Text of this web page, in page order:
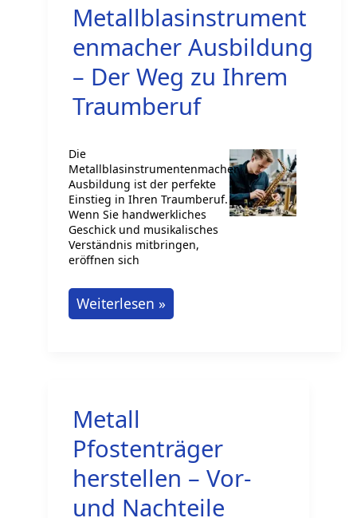
Steigern
Metallblasinstrument
enmacher Ausbildung
– Der Weg zu Ihrem
Traumberuf
Die
Metallblasinstrumentenmacher
Ausbildung ist der perfekte
Einstieg in Ihren Traumberuf.
Wenn Sie handwerkliches
Geschick und musikalisches
Verständnis mitbringen,
eröffnen sich
Metallblasinstrumentenmacher
Ausbildung
zu
Ihrem
Traumberuf
Weiterlesen »
Metall
Pfostenträger
herstellen – Vor-
und Nachteile